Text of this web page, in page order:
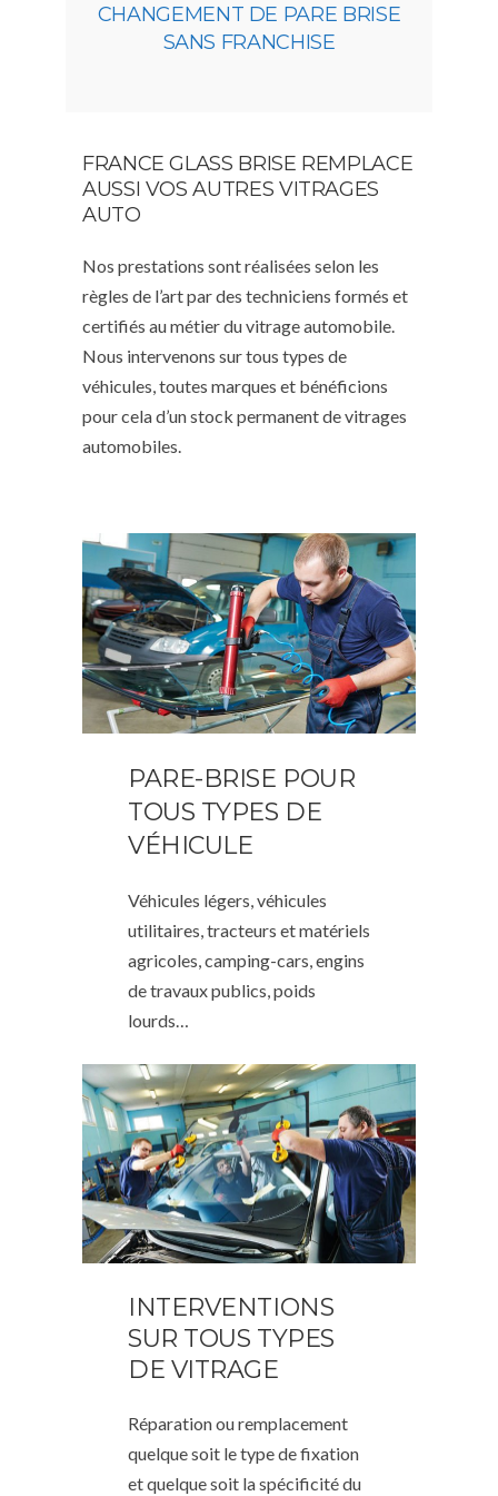
CHANGEMENT DE PARE BRISE
SANS FRANCHISE
FRANCE GLASS BRISE REMPLACE
AUSSI VOS AUTRES VITRAGES
AUTO
Nos prestations sont réalisées selon les
règles de l’art par des techniciens formés et
certifiés au métier du vitrage automobile.
Nous intervenons sur tous types de
véhicules, toutes marques et bénéficions
pour cela d’un stock permanent de vitrages
automobiles.
PARE-BRISE POUR
TOUS TYPES DE
VÉHICULE
Véhicules légers, véhicules
utilitaires, tracteurs et matériels
agricoles, camping-cars, engins
de travaux publics, poids
lourds…
INTERVENTIONS
SUR TOUS TYPES
DE VITRAGE
Réparation ou remplacement
quelque soit le type de fixation
et quelque soit la spécificité du